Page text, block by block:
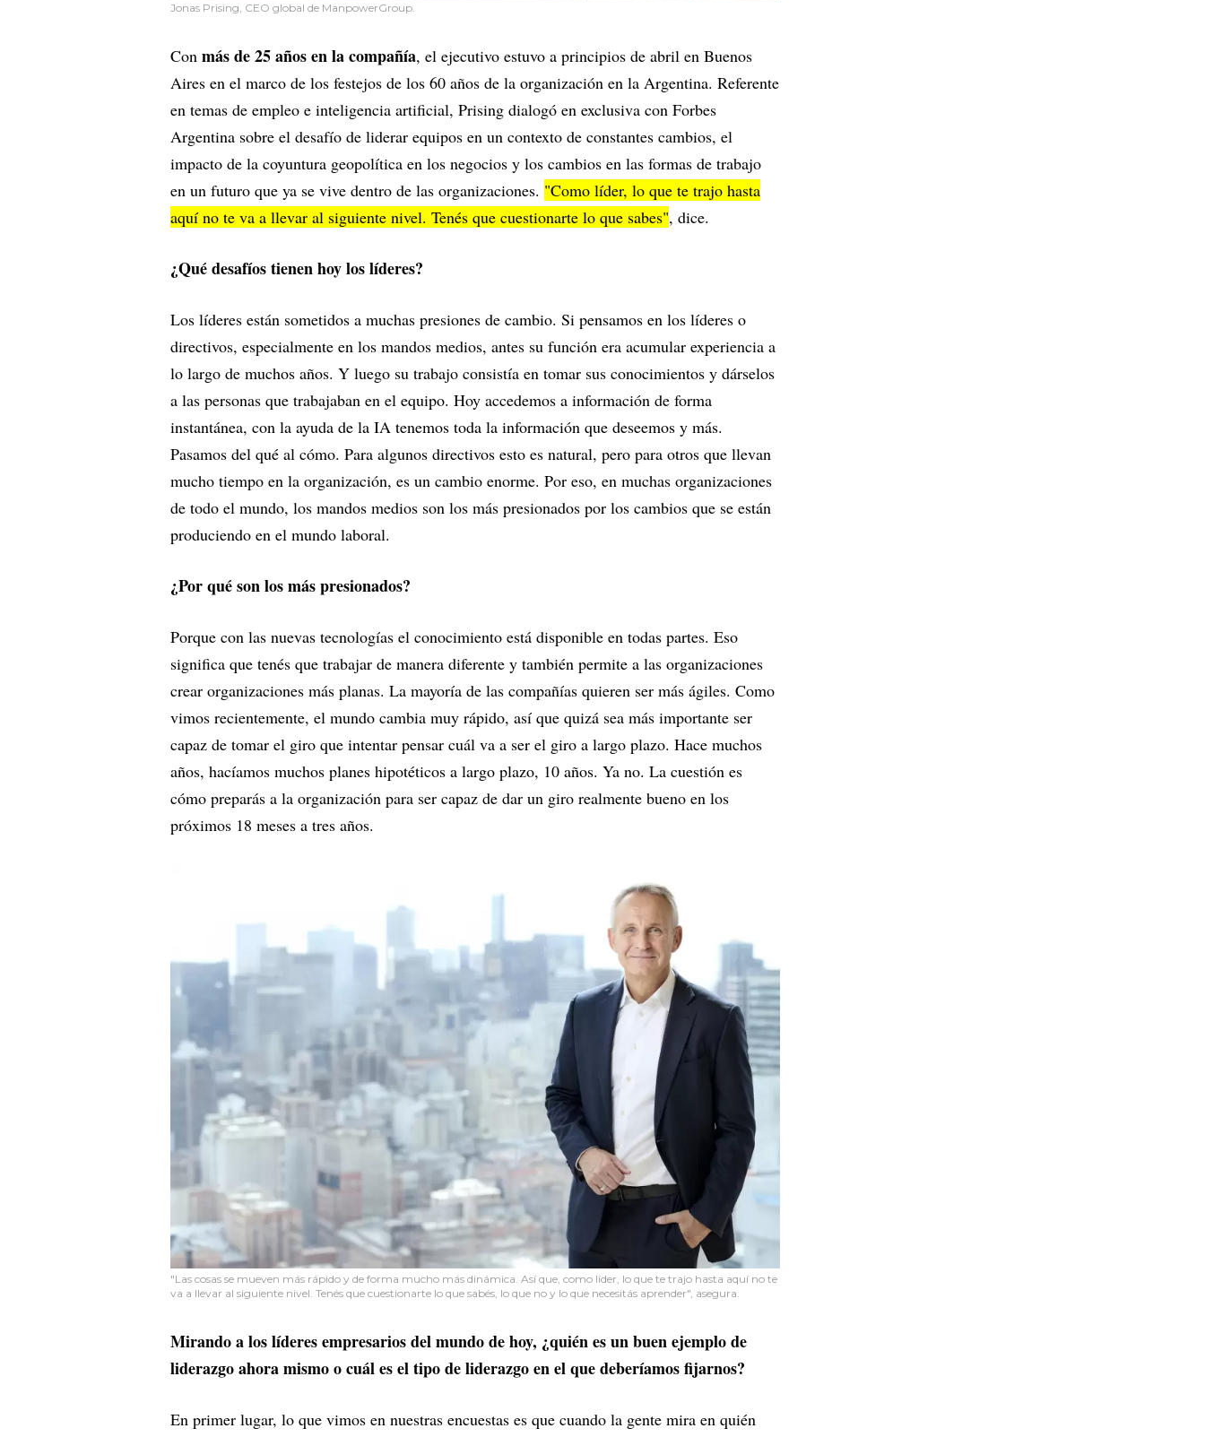
Jonas Prising, CEO global de ManpowerGroup.
Con más de 25 años en la compañía, el ejecutivo estuvo a principios de abril en Buenos
Aires en el marco de los festejos de los 60 años de la organización en la Argentina. Referente
en temas de empleo e inteligencia artificial, Prising dialogó en exclusiva con Forbes
Argentina sobre el desafío de liderar equipos en un contexto de constantes cambios, el
impacto de la coyuntura geopolítica en los negocios y los cambios en las formas de trabajo
en un futuro que ya se vive dentro de las organizaciones. "Como líder, lo que te trajo hasta
aquí no te va a llevar al siguiente nivel. Tenés que cuestionarte lo que sabes", dice.
¿Qué desafíos tienen hoy los líderes?
Los líderes están sometidos a muchas presiones de cambio. Si pensamos en los líderes o
directivos, especialmente en los mandos medios, antes su función era acumular experiencia a
lo largo de muchos años. Y luego su trabajo consistía en tomar sus conocimientos y dárselos
a las personas que trabajaban en el equipo. Hoy accedemos a información de forma
instantánea, con la ayuda de la IA tenemos toda la información que deseemos y más.
Pasamos del qué al cómo. Para algunos directivos esto es natural, pero para otros que llevan
mucho tiempo en la organización, es un cambio enorme. Por eso, en muchas organizaciones
de todo el mundo, los mandos medios son los más presionados por los cambios que se están
produciendo en el mundo laboral.
¿Por qué son los más presionados?
Porque con las nuevas tecnologías el conocimiento está disponible en todas partes. Eso
significa que tenés que trabajar de manera diferente y también permite a las organizaciones
crear organizaciones más planas. La mayoría de las compañías quieren ser más ágiles. Como
vimos recientemente, el mundo cambia muy rápido, así que quizá sea más importante ser
capaz de tomar el giro que intentar pensar cuál va a ser el giro a largo plazo. Hace muchos
años, hacíamos muchos planes hipotéticos a largo plazo, 10 años. Ya no. La cuestión es
cómo preparás a la organización para ser capaz de dar un giro realmente bueno en los
próximos 18 meses a tres años.
"Las cosas se mueven más rápido y de forma mucho más dinámica. Así que, como líder, lo que te trajo hasta aquí no te
va a llevar al siguiente nivel. Tenés que cuestionarte lo que sabés, lo que no y lo que necesitás aprender", asegura.
Mirando a los líderes empresarios del mundo de hoy, ¿quién es un buen ejemplo de
liderazgo ahora mismo o cuál es el tipo de liderazgo en el que deberíamos fijarnos?
En primer lugar, lo que vimos en nuestras encuestas es que cuando la gente mira en quién